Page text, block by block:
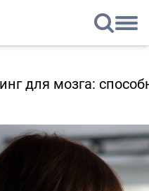
для мозга: